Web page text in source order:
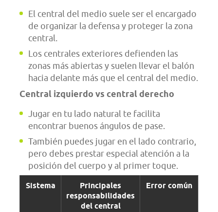
El central del medio suele ser el encargado
de organizar la defensa y proteger la zona
central.
Los centrales exteriores defienden las
zonas más abiertas y suelen llevar el balón
hacia delante más que el central del medio.
Central izquierdo vs central derecho
Jugar en tu lado natural te facilita
encontrar buenos ángulos de pase.
También puedes jugar en el lado contrario,
pero debes prestar especial atención a la
posición del cuerpo y al primer toque.
Sistema
Principales
responsabilidades
del central
Error común